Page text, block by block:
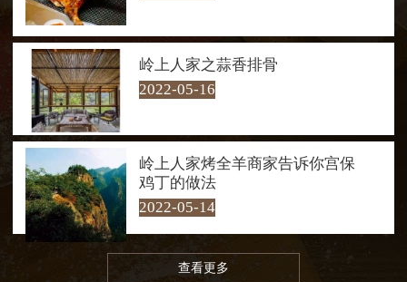
每每经过，游客总会情不自禁地下
水嬉戏。每到夜幕降临，岭上人家
的夜景也是一绝，让人流连忘返！
岭上人家之蒜香排骨
2022-05-16
岭上人家烤全羊商家告诉你宫保
鸡丁的做法
2022-05-14
查看更多